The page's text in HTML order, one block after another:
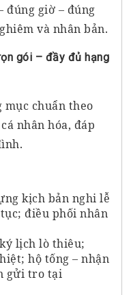
đúng giờ – đúng
và nhân bản.
gói – đầy đủ hạng
mục chuẩn theo
nhân hóa, đáp
kịch bản nghi lễ
điều phối nhân
lịch lò thiêu;
hộ tống – nhận
gửi tro tại